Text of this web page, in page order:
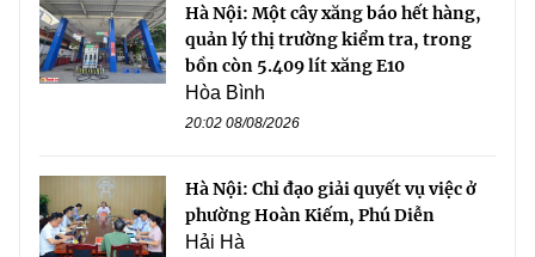
Hà Nội: Một cây xăng báo hết hàng,
quản lý thị trường kiểm tra, trong
bồn còn 5.409 lít xăng E10
Hòa Bình
20:02 08/08/2026
Hà Nội: Chỉ đạo giải quyết vụ việc ở
phường Hoàn Kiếm, Phú Diễn
Hải Hà